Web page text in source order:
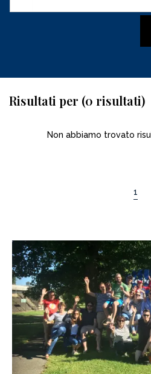
Risultati per (0 risultati)
Non abbiamo trovato
1